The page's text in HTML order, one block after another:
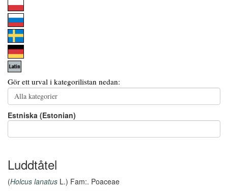
Gör ett urval i kategorilistan nedan:
Estniska (Estonian)
Luddtåtel
(Holcus lanatus L.) Fam:. Poaceae